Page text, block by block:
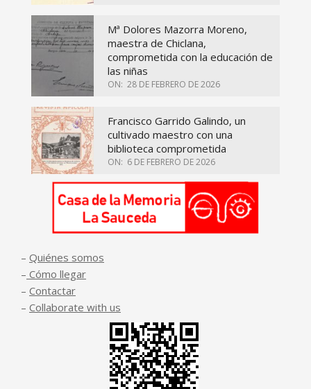
Mª Dolores Mazorra Moreno,
maestra de Chiclana,
comprometida con la educación de
las niñas
ON: 28 DE FEBRERO DE 2026
Francisco Garrido Galindo, un
cultivado maestro con una
biblioteca comprometida
ON: 6 DE FEBRERO DE 2026
– Quiénes somos
– Cómo llegar
– Contactar
– Collaborate with us